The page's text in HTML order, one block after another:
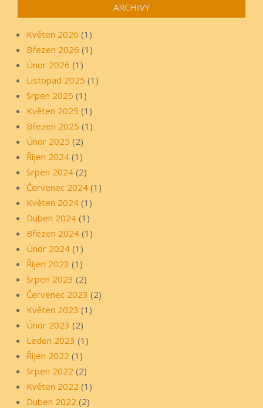
ARCHIVY
Květen 2026 (1)
Březen 2026 (1)
Únor 2026 (1)
Listopad 2025 (1)
Srpen 2025 (1)
Květen 2025 (1)
Březen 2025 (1)
Únor 2025 (2)
Říjen 2024 (1)
Srpen 2024 (2)
Červenec 2024 (1)
Květen 2024 (1)
Duben 2024 (1)
Březen 2024 (1)
Únor 2024 (1)
Říjen 2023 (1)
Srpen 2023 (2)
Červenec 2023 (2)
Květen 2023 (1)
Únor 2023 (2)
Leden 2023 (1)
Říjen 2022 (1)
Srpen 2022 (2)
Květen 2022 (1)
Duben 2022 (2)